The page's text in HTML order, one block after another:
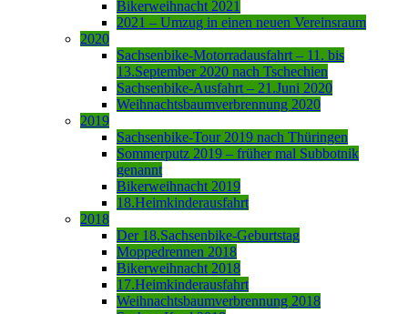
Bikerweihnacht 2021
2021 – Umzug in einen neuen Vereinsraum
2020
Sachsenbike-Motorradausfahrt – 11. bis
13.September 2020 nach Tschechien
Sachsenbike-Ausfahrt – 21.Juni 2020
Weihnachtsbaumverbrennung 2020
2019
Sachsenbike-Tour 2019 nach Thüringen
Sommerputz 2019 – früher mal Subbotnik
genannt
Bikerweihnacht 2019
18.Heimkinderausfahrt
2018
Der 18.Sachsenbike-Geburtstag
Moppedrennen 2018
Bikerweihnacht 2018
17.Heimkinderausfahrt
Weihnachtsbaumverbrennung 2018